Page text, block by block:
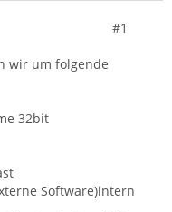
#1
wir um folgende
32bit
Software)intern